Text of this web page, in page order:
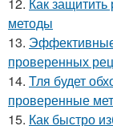
методы
13.
проверенных
14. Тля будет
проверенные
15. Как быстро